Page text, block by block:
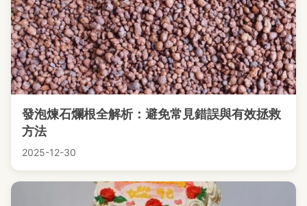
發泡煉石爛根全解析：避免常見錯誤與有效拯救
方法
2025-12-30